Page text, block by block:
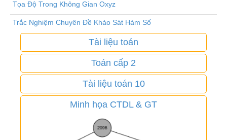
Tọa Độ Trong Không Gian Oxyz
Trắc Nghiệm Chuyên Đề Khảo Sát Hàm Số
Tài liệu toán
Toán cấp 2
Tài liệu toán 10
Minh họa CTDL & GT